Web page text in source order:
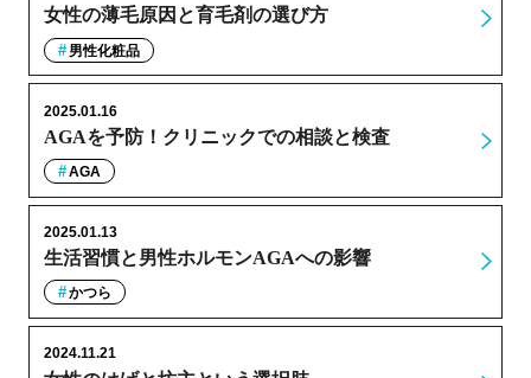
女性の薄毛原因と育毛剤の選び方
男性化粧品
AGAを予防！クリニックでの相談と検査
2025.01.16
AGA
生活習慣と男性ホルモンAGAへの影響
2025.01.13
かつら
2024.11.21